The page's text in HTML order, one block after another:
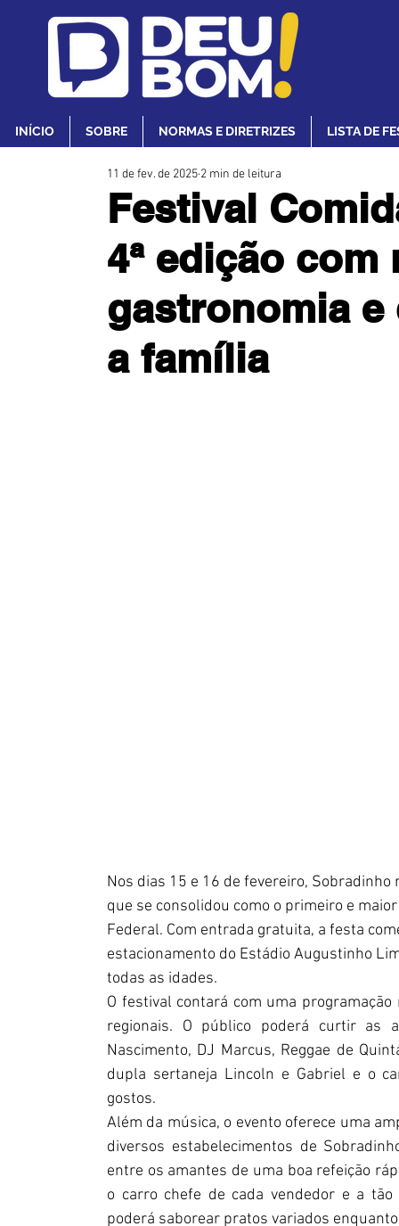
INÍCIO SOBRE NORMAS E DIRETRIZES LISTA DE
Festival
4ª edição com
gastronomia e
a família
11 de fev. de 2025 2 min de leitura
Nos dias 15 e 16 de fevereiro, Sobradinho
que se consolidou como o primeiro e
Federal. Com entrada gratuita, a festa
estacionamento do Estádio Augustinho
todas as idades.
O festival contará com uma
regionais. O público poderá curtir as
Nascimento, DJ Marcus, Reggae de
dupla sertaneja Lincoln e Gabriel e o
gostos.
Além da música, o evento oferece uma
diversos estabelecimentos de
entre os amantes de uma boa refeição
o carro chefe de cada vendedor e a tão
poderá saborear pratos variados